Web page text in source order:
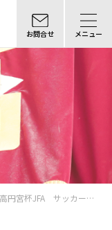
お問合せ メニュー
円宮杯JFA サッカーリ